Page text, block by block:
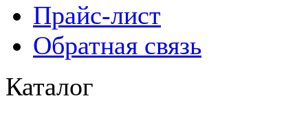
Прайс-лист
Обратная связь
Каталог